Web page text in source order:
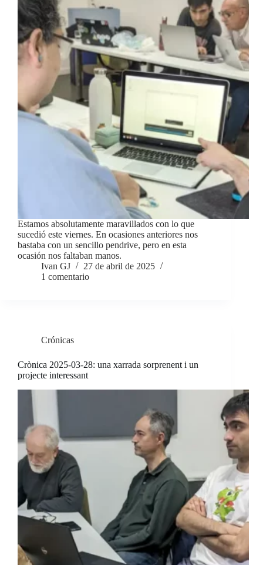
Estamos absolutamente maravillados con lo que
sucedió este viernes. En ocasiones anteriores nos
bastaba con un sencillo pendrive, pero en esta
ocasión nos faltaban manos.
Ivan GJ
27 de abril de 2025
1 comentario
Crónicas
Crònica 2025-03-28: una xarrada sorprenent i un
projecte interessant